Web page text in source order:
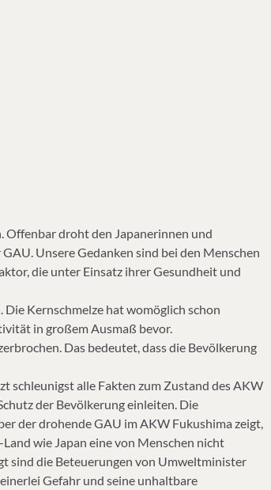
Offenbar droht den Japanerinnen und
Unsere Gedanken sind bei den Menschen
die unter Einsatz ihrer Gesundheit und
Kernschmelze hat womöglich schon
in großem Ausmaß bevor.
Das bedeutet, dass die Bevölkerung
schleunigst alle Fakten zum Zustand des AKW
der Bevölkerung einleiten. Die
der drohende GAU im AKW Fukushima zeigt,
wie Japan eine von Menschen nicht
sind die Beteuerungen von Umweltminister
Gefahr und seine unhaltbare